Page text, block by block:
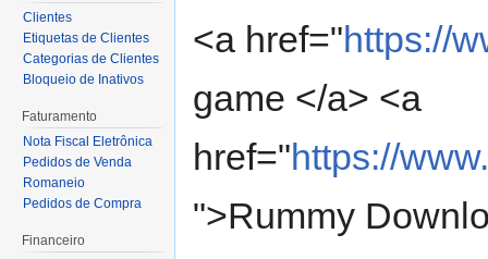
<a href="https://
game </a> <a
href="https://
">Rummy
Clientes
Etiquetas de Clientes
Categorias de Clientes
Bloqueio de Inativos
Faturamento
Nota Fiscal Eletrônica
Pedidos de Venda
Romaneio
Pedidos de Compra
Financeiro